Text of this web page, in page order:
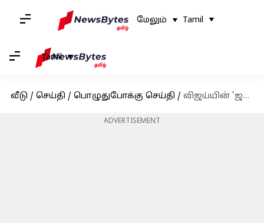
மேலும் Tamil
Tamil
வீடு / செய்தி / பொழுதுபோக்கு செய்தி / விஜய்யின் 'ஜன நாயகன்' பாடலின் படப்பிடிப்பு சென்னையில் நடக்கவுள்ளது
ADVERTISEMENT